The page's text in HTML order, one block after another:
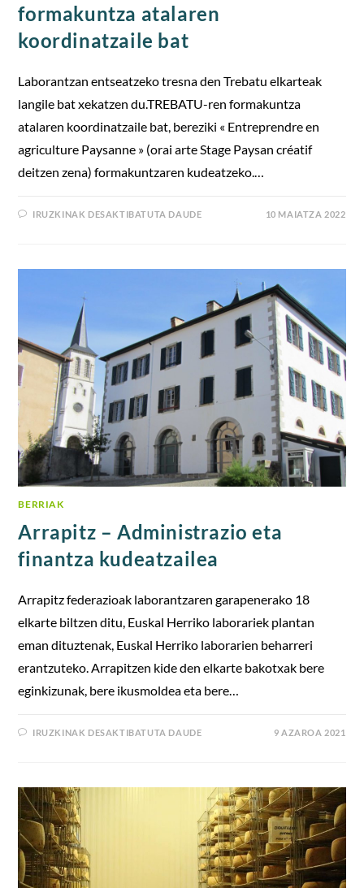
formakuntza atalaren
koordinatzaile bat
Laborantzan entseatzeko tresna den Trebatu elkarteak
langile bat xekatzen du.TREBATU-ren formakuntza
atalaren koordinatzaile bat, bereziki « Entreprendre en
agriculture Paysanne » (orai arte Stage Paysan créatif
deitzen zena) formakuntzaren kudeatzeko.…
IRUZKINAK DESAKTIBATUTA DAUDE 10 MAIATZA 2022
BERRIAK
Arrapitz – Administrazio eta
finantza kudeatzailea
Arrapitz federazioak laborantzaren garapenerako 18
elkarte biltzen ditu, Euskal Herriko laborariek plantan
eman dituztenak, Euskal Herriko laborarien beharreri
erantzuteko. Arrapitzen kide den elkarte bakotxak bere
eginkizunak, bere ikusmoldea eta bere…
IRUZKINAK DESAKTIBATUTA DAUDE 9 AZAROA 2021